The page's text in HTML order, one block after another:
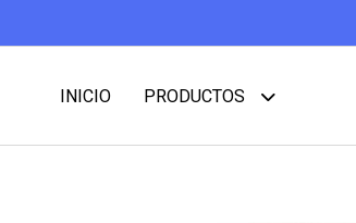
INICIO PRODUCTOS